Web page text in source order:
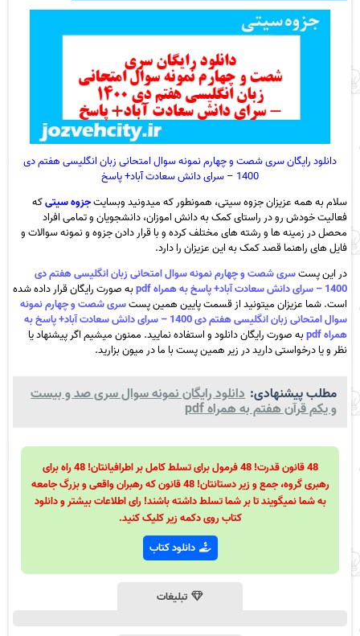
دانلود رایگان سری شصت و چهارم نمونه سوال امتحانی زبان انگلیسی هفتم دی
1400 – سرای دانش سعادت آباد+ پاسخ
سلام به همه عزیزان جزوه سیتی، همونطور که میدونید وبسایتجزوه سیتیکه
فعالیت خودش رو در راستای کمک به دانش اموزان، دانشجویان و تمامی افراد
محصل در زمینه ها و رشته های مختلف کرده و با قرار دادن جزوه و نمونه سوالات و
فایل های راهنما قصد کمک به این عزیزان را دارد.
در این پستسری شصت و چهارم نمونه سوال امتحانی زبان انگلیسی هفتم دی
1400 – سرای دانش سعادت آباد+ پاسخ به همراه pdf
به صورت رایگان قرار داده شده
است. شما عزیزان میتونید از قسمت پایین همین پستسری شصت و چهارم نمونه
سوال امتحانی زبان انگلیسی هفتم دی 1400 – سرای دانش سعادت آباد+ پاسخ به
همراه pdf
به صورت رایگان دانلود و استفاده نمایید. ممنون میشیم اگر پیشنهاد یا
نظر و یا درخواستی دارید در زیر همین پست با ما در میون بزارید.
مطلب پیشنهادی: دانلود رایگان نمونه سوال سری صد و بیست
و یکم قرآن هفتم به همراه pdf
48 قانون قدرت! 48 فرمول برای تسلط کامل بر اطرافیانتان! 48 راه برای
رهبری گروه، جمع و زیر دستانتان! 48 قانون که رهبران واقعی و بزرگ جامعه
به شما نمیگویند تا بر شما تسلط داشته باشند! رای اطلاعات بیشتر و دانلود
کتاب روی دکمه زیر کلیک کنید.
دانلود کتاب
تبلیغات